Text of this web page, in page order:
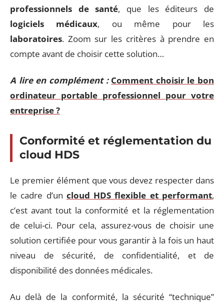
professionnels de santé, que les éditeurs de
logiciels médicaux, ou même pour les
laboratoires. Zoom sur les critères à prendre en
compte avant de choisir cette solution…
A lire en complément : Comment choisir le bon
ordinateur portable professionnel pour votre
entreprise ?
Conformité et réglementation du
cloud HDS
Le premier élément que vous devez respecter dans
le cadre d’un cloud HDS flexible et performant,
c’est avant tout la conformité et la réglementation
de celui-ci. Pour cela, assurez-vous de choisir une
solution certifiée pour vous garantir à la fois un haut
niveau de sécurité, de confidentialité, et de
disponibilité des données médicales.
Au delà de la conformité, la sécurité “technique”